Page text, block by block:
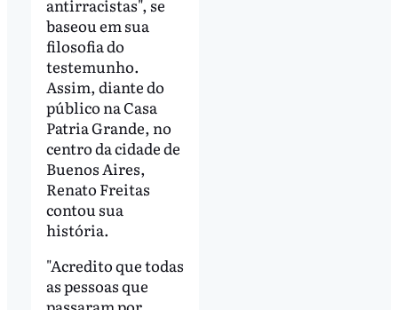
antirracistas", se
baseou em sua
filosofia do
testemunho.
Assim, diante do
público na Casa
Patria Grande, no
centro da cidade de
Buenos Aires,
Renato Freitas
contou sua
história.
"Acredito que todas
as pessoas que